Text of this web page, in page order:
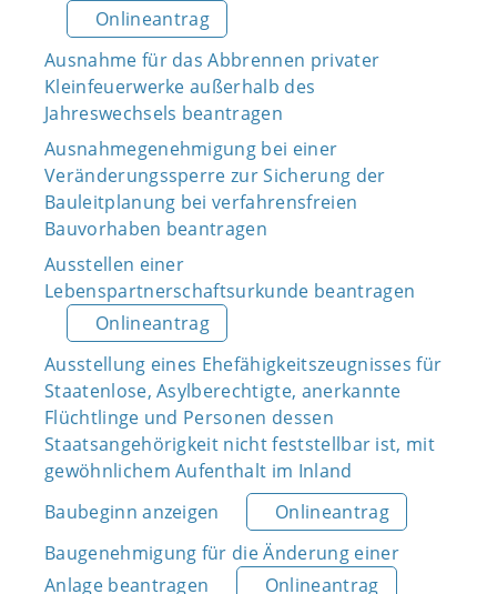
Onlineantrag
Ausnahme für das Abbrennen privater
Kleinfeuerwerke außerhalb des
Jahreswechsels beantragen
Ausnahmegenehmigung bei einer
Veränderungssperre zur Sicherung der
Bauleitplanung bei verfahrensfreien
Bauvorhaben beantragen
Ausstellen einer
Lebenspartnerschaftsurkunde beantragen
Onlineantrag
Ausstellung eines Ehefähigkeitszeugnisses für
Staatenlose, Asylberechtigte, anerkannte
Flüchtlinge und Personen dessen
Staatsangehörigkeit nicht feststellbar ist, mit
gewöhnlichem Aufenthalt im Inland
Baubeginn anzeigen
Onlineantrag
Baugenehmigung für die Änderung einer
Anlage beantragen
Onlineantrag